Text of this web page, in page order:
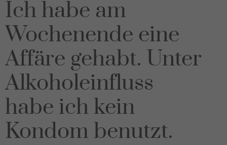
Ich habe am
Wochenende eine
Affäre gehabt. Unter
Alkoholeinfluss
habe ich kein
Kondom benutzt.